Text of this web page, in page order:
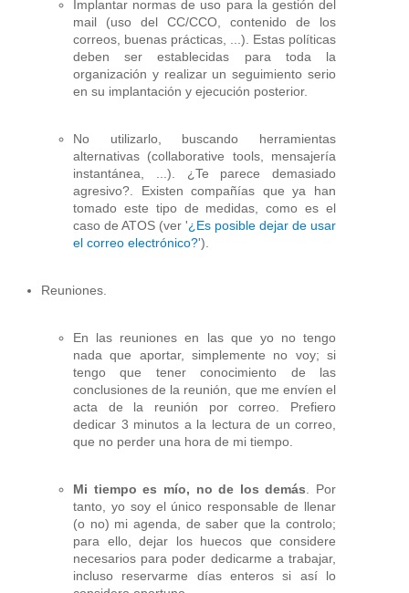
Implantar normas de uso para la gestión del
mail (uso del CC/CCO, contenido de los
correos, buenas prácticas, ...). Estas políticas
deben ser establecidas para toda la
organización y realizar un seguimiento serio
en su implantación y ejecución posterior.
No utilizarlo, buscando herramientas
alternativas (collaborative tools, mensajería
instantánea, ...). ¿Te parece demasiado
agresivo?. Existen compañías que ya han
tomado este tipo de medidas, como es el
caso de ATOS (ver '¿Es posible dejar de usar
el correo electrónico?').
Reuniones.
En las reuniones en las que yo no tengo
nada que aportar, simplemente no voy; si
tengo que tener conocimiento de las
conclusiones de la reunión, que me envíen el
acta de la reunión por correo. Prefiero
dedicar 3 minutos a la lectura de un correo,
que no perder una hora de mi tiempo.
Mi tiempo es mío, no de los demás . Por
tanto, yo soy el único responsable de llenar
(o no) mi agenda, de saber que la controlo;
para ello, dejar los huecos que considere
necesarios para poder dedicarme a trabajar,
incluso reservarme días enteros si así lo